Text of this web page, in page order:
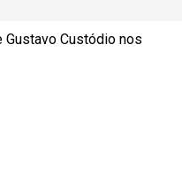
Gustavo Custódio nos